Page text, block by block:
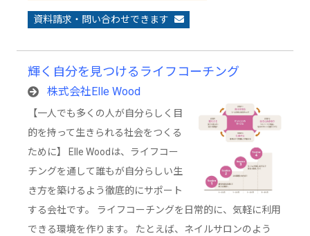
資料請求・問い合わせできます
輝く自分を見つけるライフコーチング
株式会社Elle Wood
【一人でも多くの人が自分らしく目
的を持って生きられる社会をつくる
ために】 Elle Woodは、ライフコー
チングを通して誰もが自分らしい生
き方を築けるよう徹底的にサポート
する会社です。 ライフコーチングを日常的に、気軽に利用
できる環境を作ります。 たとえば、ネイルサロンのよう